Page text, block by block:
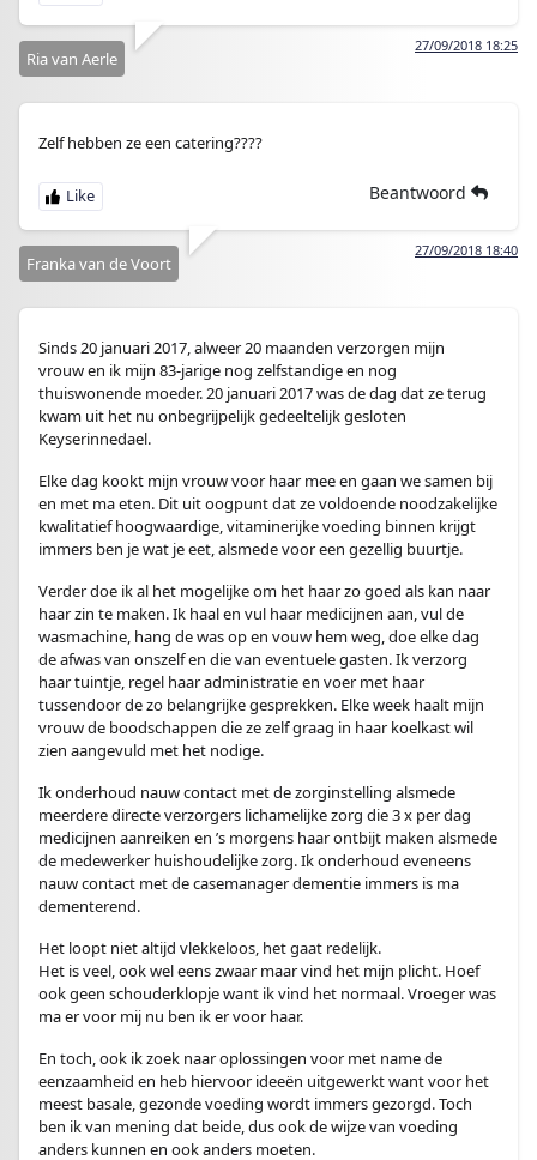
27/09/2018 18:25
Ria van Aerle
Zelf hebben ze een catering????
Beantwoord
27/09/2018 18:40
Franka van de Voort
Sinds 20 januari 2017, alweer 20 maanden verzorgen mijn
vrouw en ik mijn 83-jarige nog zelfstandige en nog
thuiswonende moeder. 20 januari 2017 was de dag dat ze terug
kwam uit het nu onbegrijpelijk gedeeltelijk gesloten
Keyserinnedael.
Elke dag kookt mijn vrouw voor haar mee en gaan we samen bij
en met ma eten. Dit uit oogpunt dat ze voldoende noodzakelijke
kwalitatief hoogwaardige, vitaminerijke voeding binnen krijgt
immers ben je wat je eet, alsmede voor een gezellig buurtje.
Verder doe ik al het mogelijke om het haar zo goed als kan naar
haar zin te maken. Ik haal en vul haar medicijnen aan, vul de
wasmachine, hang de was op en vouw hem weg, doe elke dag
de afwas van onszelf en die van eventuele gasten. Ik verzorg
haar tuintje, regel haar administratie en voer met haar
tussendoor de zo belangrijke gesprekken. Elke week haalt mijn
vrouw de boodschappen die ze zelf graag in haar koelkast wil
zien aangevuld met het nodige.
Ik onderhoud nauw contact met de zorginstelling alsmede
meerdere directe verzorgers lichamelijke zorg die 3 x per dag
medicijnen aanreiken en ’s morgens haar ontbijt maken alsmede
de medewerker huishoudelijke zorg. Ik onderhoud eveneens
nauw contact met de casemanager dementie immers is ma
dementerend.
Het loopt niet altijd vlekkeloos, het gaat redelijk.
Het is veel, ook wel eens zwaar maar vind het mijn plicht. Hoef
ook geen schouderklopje want ik vind het normaal. Vroeger was
ma er voor mij nu ben ik er voor haar.
En toch, ook ik zoek naar oplossingen voor met name de
eenzaamheid en heb hiervoor ideeën uitgewerkt want voor het
meest basale, gezonde voeding wordt immers gezorgd. Toch
ben ik van mening dat beide, dus ook de wijze van voeding
anders kunnen en ook anders moeten.